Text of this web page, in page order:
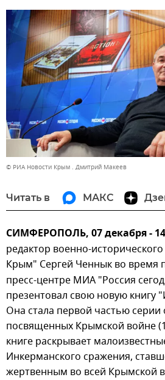
© РИА Новости Крым . Дмитрий Макеев
Читать в МАКС
СИМФЕРОПОЛЬ, 07 декабря -
редактор военно-
Крым" Сергей Ченнык во время
пресс-центре МИА "Россия
презентовал свою новую книгу
Она стала первой частью серии
посвященных Крымской войне
книге раскрывает
Инкерманского сражения,
жертвенным во всей Крымской